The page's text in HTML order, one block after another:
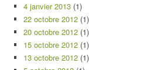
4 janvier 2013 (1)
22 octobre 2012 (1)
20 octobre 2012 (1)
15 octobre 2012 (1)
13 octobre 2012 (1)